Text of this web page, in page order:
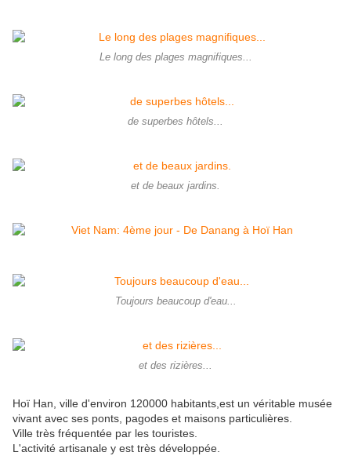
Le long des plages magnifiques...
de superbes hôtels...
et de beaux jardins.
Toujours beaucoup d'eau...
et des rizières...
Hoï Han, ville d'environ 120000 habitants,est un véritable musée
vivant avec ses ponts, pagodes et maisons particulières.
Ville très fréquentée par les touristes.
L'activité artisanale y est très développée.